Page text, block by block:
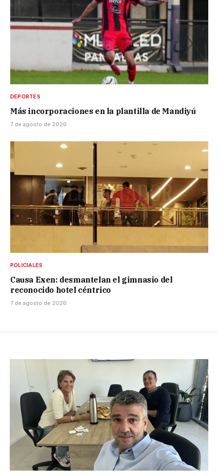
DEPORTES
Más incorporaciones en la plantilla de Mandiyú
7 de agosto de 2026
POLICIALES
Causa Exen: desmantelan el gimnasio del
reconocido hotel céntrico
7 de agosto de 2026